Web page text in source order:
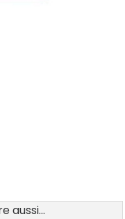
aussi...